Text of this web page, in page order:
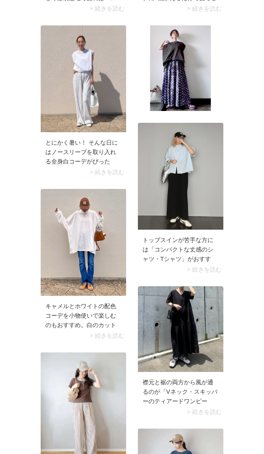
ウェットパンツ」でもOKで
を重ね履きしておくと寒さ
対策も万全に。
> 続きを読む
さが倍増するアイテムなん
と大人のデートスタイルに
馴染みますよ♪
> 続きを読む
とにかく暑い！ そんな日に
はノースリーブを取り入れ
る全身白コーデがぴった
り。白は爽やかなだけでな
といわれている優秀カラ
ー。見た目・着心地ともに
涼しげな上に、クリーンな
色味のおかげでノースリー
ブを品よく着こなせます
> 続きを読む
トップスインが苦手な方に
は「コンパクトな丈感のシ
ャツ・Tシャツ」がおすす
め。裾を出してもゾロリと
特のルーズ感が解消されま
す。そこにスポーティなキ
ャップを合わせると、夏ら
しく軽やかな着こなしに。
> 続きを読む
キャメルとホワイトの配色
コーデを小物使いで楽しむ
のもおすすめ。白のカット
ソーにデニムパンツを合わ
キャメルのバッグをプラス
すれば品のよさが漂う大人
カジュアルに。服自体はカ
ジュアルでもラフに見えす
ぎないのは、キャメル×ホワ
イトならではの配色マジッ
> 続きを読む
襟元と裾の両方から風が通
るのが「Vネック・スキッパ
ーのティアードワンピー
ス」。ティアード切り替え
く、肌離れがよく体温を外
に逃がせるのが特徴。涼し
くて女性らしいコーデが楽
> 続きを読む